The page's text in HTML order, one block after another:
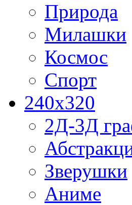
Природа
Милашки
Космос
Спорт
240x320
2Д-3Д
Зверушки
Аниме